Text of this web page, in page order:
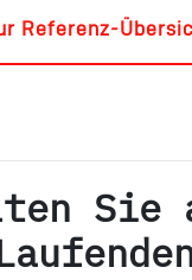
Referenz-
Sie